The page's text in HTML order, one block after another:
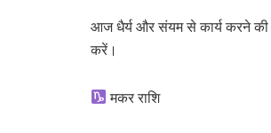
आज धैर्य और संयम से कार्य करने की
करें।
मकर राशि